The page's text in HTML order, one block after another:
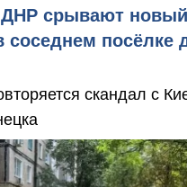
ДНР срывают новый
соседнем посёлке
скандал с